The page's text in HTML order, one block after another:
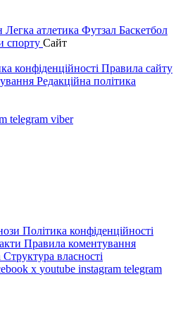
Легка атлетика Футзал Баскетбол
спорту Сайт
конфіденційності Правила сайту
Редакційна політика
telegram viber
Політика конфіденційності
Правила коментування
Структура власності
x youtube instagram telegram